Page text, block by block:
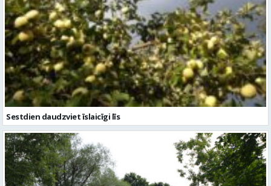
Sestdien daudzviet īslaicīgi līs